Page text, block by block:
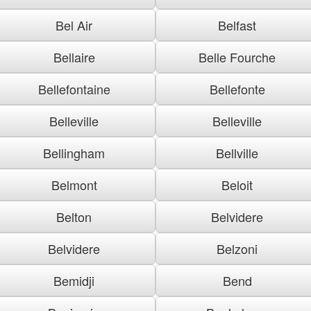
Bel Air
Belfast
Bellaire
Belle Fourche
Bellefontaine
Bellefonte
Belleville
Belleville
Bellingham
Bellville
Belmont
Beloit
Belton
Belvidere
Belvidere
Belzoni
Bemidji
Bend